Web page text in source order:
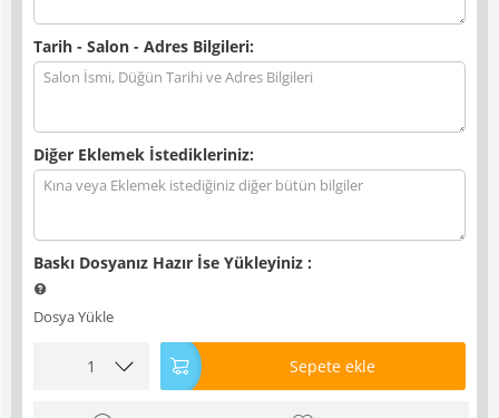
Tarih - Salon - Adres Bilgileri:
Diğer Eklemek İstedikleriniz:
Baskı Dosyanız Hazır İse Yükleyiniz :
Dosya Yükle
Sepete ekle